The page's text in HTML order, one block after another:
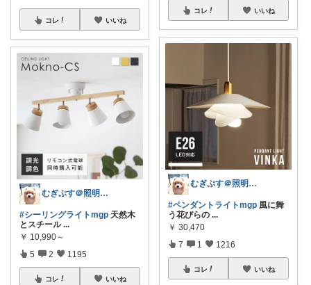
コレ いいね
むぎぷす＠照明とインテリアと北欧食器
#シーリングライトmgp 天然木
とスチール ...
￥ 10,990～
5 2 1195
コレ いいね
コレ いいね
むぎぷす＠照明とインテリアと北欧食器
#ペンダントライトmgp 風に舞
う花びらの ...
￥ 30,470
7 1 1216
コレ いいね